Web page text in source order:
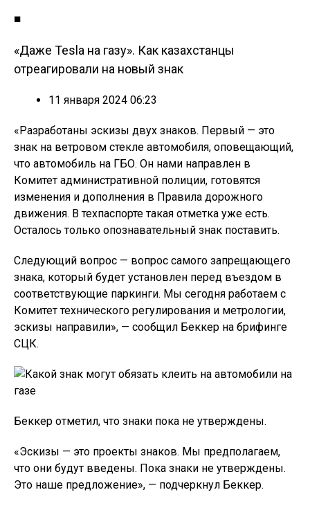
■
«Даже Tesla на газу». Как казахстанцы
отреагировали на новый знак
11 января 2024 06:23
«Разработаны эскизы двух знаков. Первый — это
знак на ветровом стекле автомобиля, оповещающий,
что автомобиль на ГБО. Он нами направлен в
Комитет административной полиции, готовятся
изменения и дополнения в Правила дорожного
движения. В техпаспорте такая отметка уже есть.
Осталось только опознавательный знак поставить.
Следующий вопрос — вопрос самого запрещающего
знака, который будет установлен перед въездом в
соответствующие паркинги. Мы сегодня работаем с
Комитет технического регулирования и метрологии,
эскизы направили», — сообщил Беккер на брифинге
СЦК.
Беккер отметил, что знаки пока не утверждены.
«Эскизы — это проекты знаков. Мы предполагаем,
что они будут введены. Пока знаки не утверждены.
Это наше предложение», — подчеркнул Беккер.